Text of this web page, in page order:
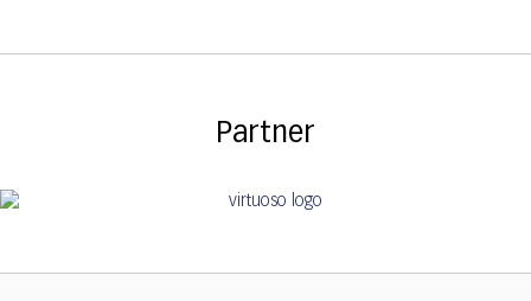
Partner